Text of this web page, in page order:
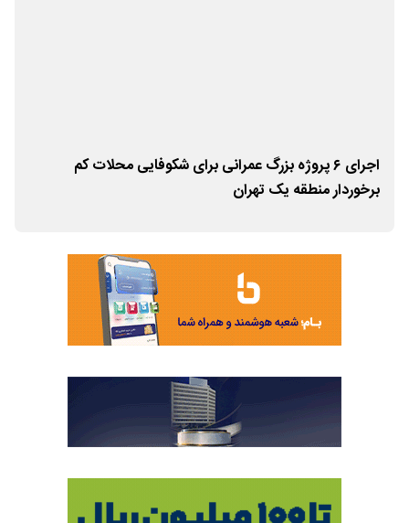
اجرای ۶ پروژه بزرگ عمرانی برای شکوفایی محلات کم‌
برخوردار منطقه یک تهران